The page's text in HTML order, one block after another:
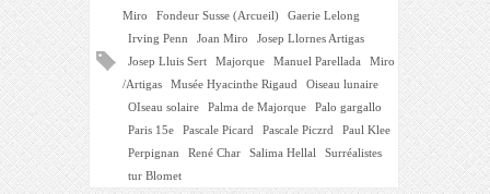
Miro
Fondeur Susse (Arcueil)
Gaerie Lelong
Irving Penn
Joan Miro
Josep Llornes Artigas
Josep Lluis Sert
Majorque Manuel Parellada
Miro
/Artigas
Musée Hyacinthe Rigaud
Oiseau lunaire
OIseau solaire
Palma de Majorque
Palo gargallo
Paris 15e
Pascale Picard Pascale Piczrd
Paul Klee
Perpignan
René Char Salima Hellal
Surréalistes
tur Blomet